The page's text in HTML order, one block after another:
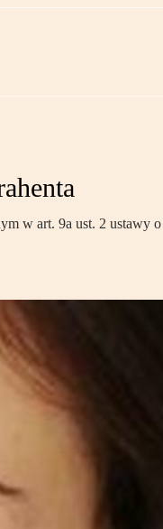
w art. 9a ust. 2 ustawy